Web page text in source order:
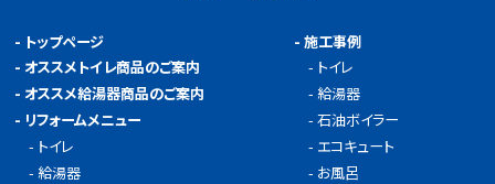
- トップページ
- オススメトイレ商品のご案内
- オススメ給湯器商品のご案内
- リフォームメニュー
- トイレ
-給湯器
-施工事例
- トイレ
-給湯器
-石油ボイラー
- エコキュート
- お風呂